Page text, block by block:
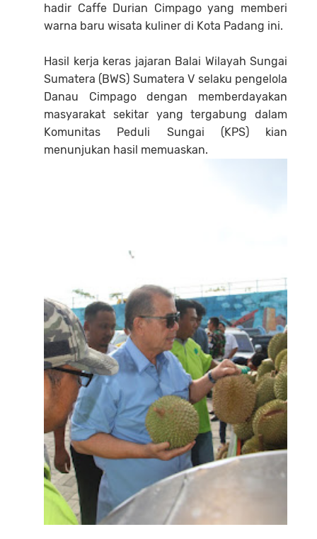
hadir Caffe Durian Cimpago yang memberi
warna baru wisata kuliner di Kota Padang ini.
Hasil kerja keras jajaran Balai Wilayah Sungai
Sumatera (BWS) Sumatera V selaku pengelola
Danau Cimpago dengan memberdayakan
masyarakat sekitar yang tergabung dalam
Komunitas Peduli Sungai (KPS) kian
menunjukan hasil memuaskan.